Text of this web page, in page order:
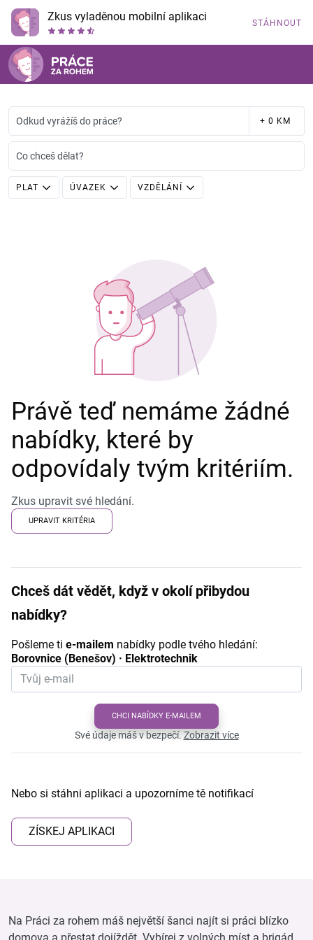
Zkus vyladěnou mobilní aplikaci STÁHNOUT
Odkud vyrážíš do práce? + 0 KM
Co chceš dělat?
PLAT ÚVAZEK VZDĚLÁNÍ
Právě teď nemáme žádné
nabídky, které by
odpovídaly tvým kritériím.
Zkus upravit své hledání.
UPRAVIT KRITÉRIA
Chceš dát vědět, když v okolí přibydou
nabídky?
Pošleme ti e-mailem nabídky podle tvého hledání:
Borovnice (Benešov) · Elektrotechnik
CHCI NABÍDKY E-MAILEM
Své údaje máš v bezpečí.Zobrazit více
Nebo si stáhni aplikaci a upozorníme tě notifikací
ZÍSKEJ APLIKACI
Na Práci za rohem máš největší šanci najít si práci blízko
domova a přestat dojíždět. Vybírej z volných míst a brigád